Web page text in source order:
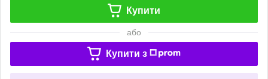
Купити
або
Купити з